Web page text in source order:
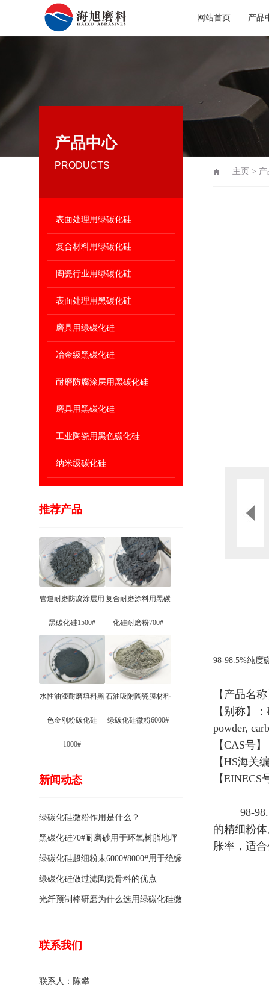
网站首页 产品
产品中心
PRODUCTS
表面处理用绿碳化硅
复合材料用绿碳化硅
陶瓷行业用绿碳化硅
表面处理用黑碳化硅
磨具用绿碳化硅
冶金级黑碳化硅
耐磨防腐涂层用黑碳化硅
磨具用黑碳化硅
工业陶瓷用黑色碳化硅
纳米级碳化硅
推荐产品
管道耐磨防腐涂层用
黑碳化硅1500#
复合耐磨涂料用黑碳
化硅耐磨粉700#
水性油漆耐磨填料黑
色金刚粉碳化硅
1000#
石油吸附陶瓷膜材料
绿碳化硅微粉6000#
新闻动态
绿碳化硅微粉作用是什么？
黑碳化硅70#耐磨砂用于环氧树脂地坪
骨料的特点有哪些？
绿碳化硅超细粉末6000#8000#用于绝缘
涂料的优点
绿碳化硅做过滤陶瓷骨料的优点
光纤预制棒研磨为什么选用绿碳化硅微
联系我们
联系人：陈攀
主页 >
98-98.5%纯度
【产品名
【别称】
powder,
【CAS号
【HS海关
【EINECS
98-
的精细粉
胀率，适